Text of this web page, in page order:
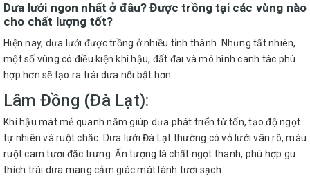
Dưa lưới ngon nhất ở đâu? Được trồng tại các vùng nào
cho chất lượng tốt?
Hiện nay, dưa lưới được trồng ở nhiều tỉnh thành. Nhưng tất nhiên,
một số vùng có điều kiện khí hậu, đất đai và mô hình canh tác phù
hợp hơn sẽ tạo ra trái dưa nổi bật hơn.
Lâm Đồng (Đà Lạt):
Khí hậu mát mẻ quanh năm giúp dưa phát triển từ tốn, tạo độ ngọt
tự nhiên và ruột chắc. Dưa lưới Đà Lạt thường có vỏ lưới vân rõ, màu
ruột cam tươi đặc trưng. Ấn tượng là chất ngọt thanh, phù hợp gu
thích trái dưa mang cảm giác mát lành tươi sạch.